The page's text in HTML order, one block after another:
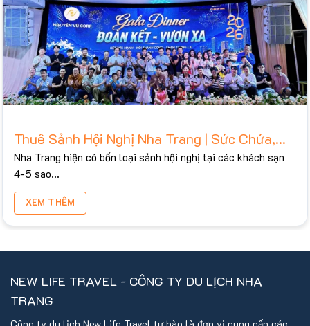
Thuê Sảnh Hội Nghị Nha Trang | Sức Chứa,
Bảng Giá Tham Khảo 2026
Nha Trang hiện có bốn loại sảnh hội nghị tại các khách sạn
4-5 sao...
XEM THÊM
NEW LIFE TRAVEL - CÔNG TY DU LỊCH NHA
TRANG
Công ty du lịch New Life Travel tự hào là đơn vị cung cấp các